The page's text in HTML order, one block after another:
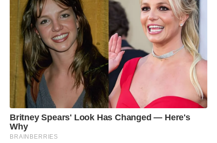
Britney Spears' Look Has Changed — Here's
Why
BRAINBERRIES